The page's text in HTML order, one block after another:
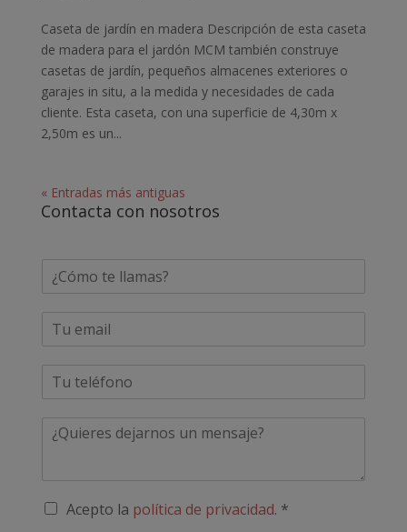
Caseta de jardín en madera Descripción de esta caseta
de madera para el jardón MCM también construye
casetas de jardín, pequeños almacenes exteriores o
garajes in situ, a la medida y necesidades de cada
cliente. Esta caseta, con una superficie de 4,30m x
2,50m es un...
« Entradas más antiguas
Contacta con nosotros
e
n
tP
Acepto la política de privacidad. *